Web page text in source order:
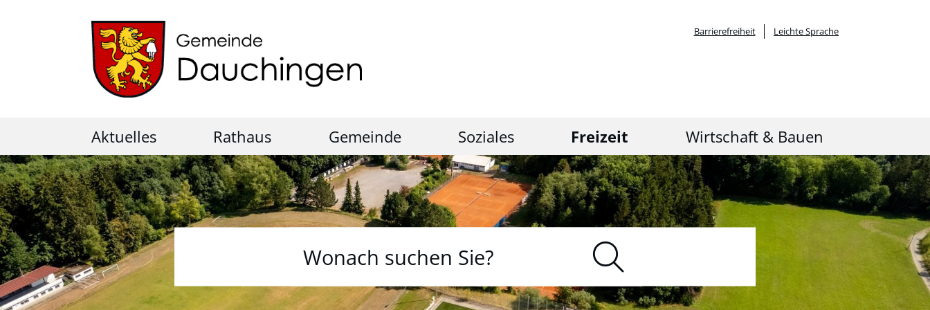
Barrierefreiheit Leichte Sprache
Aktuelles Rathaus Gemeinde Soziales Freizeit Wirtschaft & Bauen